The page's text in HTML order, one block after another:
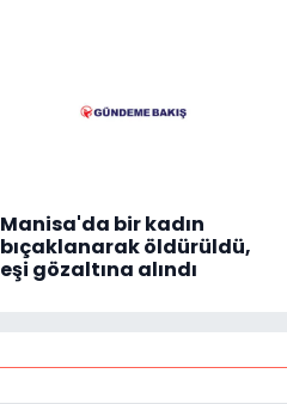
Manisa'da bir kadın
bıçaklanarak öldürüldü,
eşi gözaltına alındı